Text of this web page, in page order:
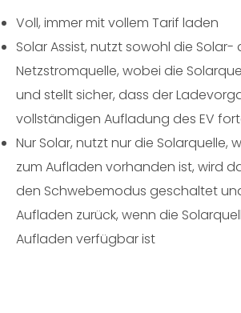
Voll, immer mit vollem Tarif laden
Solar Assist, nutzt sowohl die Solar-
Netzstromquelle, wobei die
und stellt sicher, dass der
vollständigen Aufladung des EV
Nur Solar, nutzt nur die Solarquelle,
zum Aufladen vorhanden ist, wird
den Schwebemodus geschaltet
Aufladen zurück, wenn die
Aufladen verfügbar ist